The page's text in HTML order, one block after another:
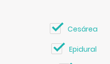
Cesárea
Epidural